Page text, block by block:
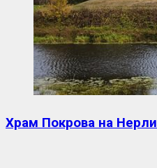
Храм Покрова на Нерли